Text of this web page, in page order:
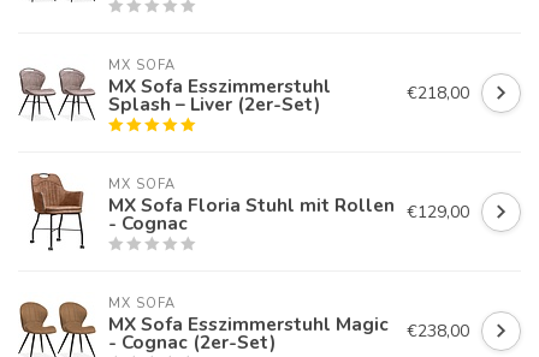
MX SOFA
MX Sofa Esszimmerstuhl
Splash – Liver (2er-Set) €218,00
MX SOFA
MX Sofa Floria Stuhl mit Rollen
- Cognac €129,00
MX SOFA
MX Sofa Esszimmerstuhl Magic
- Cognac (2er-Set) €238,00